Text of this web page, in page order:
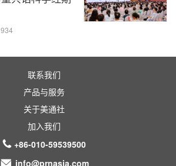
的承诺，是成为冒险者最忠实可靠
任何意外情况的严酷户外，任何
联系我们
产品与服务
关于美通社
加入我们
+86-010-59539500
info@prnasia.com